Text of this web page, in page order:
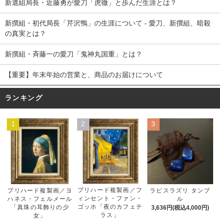
新選組局長・近藤勇が愛刀「虎徹」と歩んだ生涯とは？
新撰組・初代局長「芹沢鴨」の生涯について - 愛刀、新撰組、暗殺
の真実とは？
新撰組・斉藤一の愛刀「鬼神丸国重」とは？
【重要】年末年始の営業と、商品のお届けについて
ランキング
1
プリハード複製画／ヨ
ハネス・フェルメール
「真珠の耳飾りの少
女」
2
プリハード複製画／フ
ィンセント・ファン・
ゴッホ「夜のカフェテ
ラス」
3
ラピスラズリ タンブ
ル
3,636円(税込4,000円)